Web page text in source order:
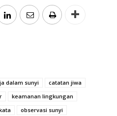
dalam sunyi
catatan jiwa
keamanan lingkungan
observasi sunyi